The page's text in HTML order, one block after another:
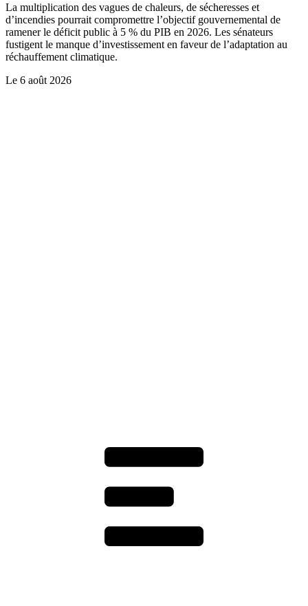
La multiplication des vagues de chaleurs, de sécheresses et
d’incendies pourrait compromettre l’objectif gouvernemental de
ramener le déficit public à 5 % du PIB en 2026. Les sénateurs
fustigent le manque d’investissement en faveur de l’adaptation au
réchauffement climatique.
Le 6 août 2026